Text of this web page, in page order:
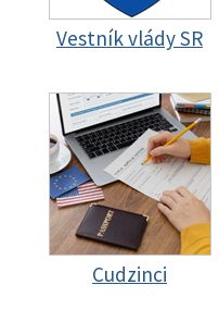
Vestník vlády SR
Cudzinci